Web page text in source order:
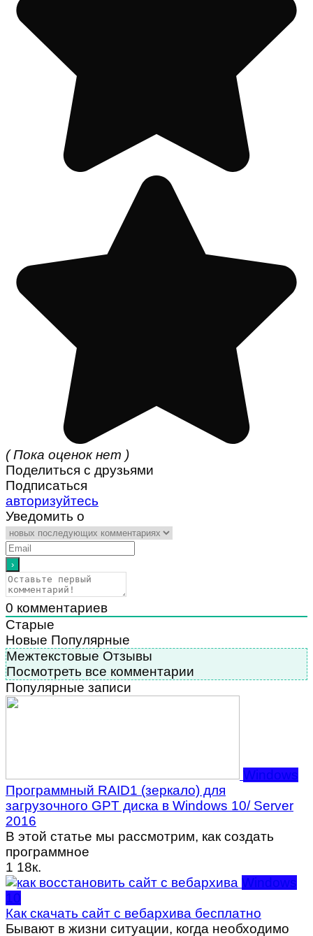
( Пока оценок нет )
Поделиться с друзьями
Подписаться
авторизуйтесь
Уведомить о
0 комментариев
Старые
Новые Популярные
Межтекстовые Отзывы
Посмотреть все комментарии
Популярные записи
Windows
Программный RAID1 (зеркало) для
загрузочного GPT диска в Windows 10/ Server
2016
В этой статье мы рассмотрим, как создать
программное
1 18к.
Windows
10
Как скачать сайт с вебархива бесплатно
Бывают в жизни ситуации, когда необходимо